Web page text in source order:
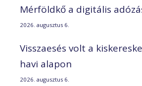
Mérföldkő a digitális
2026. augusztus 6.
Visszaesés volt a
havi alapon
2026. augusztus 6.